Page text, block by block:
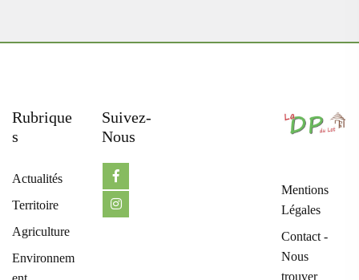
Rubrique
S
Actualités
Territoire
Agriculture
Environnem
Suivez-
Nous
Mentions
Légales
Contact -
Nous
trouver